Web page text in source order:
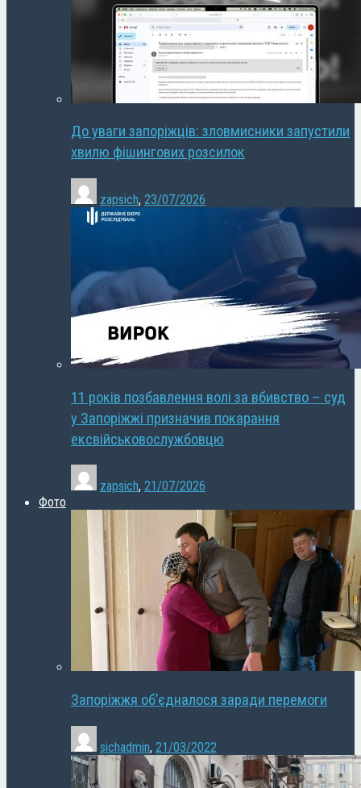
До уваги запоріжців: зловмисники запустили
хвилю фішингових розсилок
zapsich, 23/07/2026
11 років позбавлення волі за вбивство – суд
у Запоріжжі призначив покарання
ексвійськовослужбовцю
zapsich, 21/07/2026
Фото
Запоріжжя об’єдналося заради перемоги
sichadmin, 21/03/2022